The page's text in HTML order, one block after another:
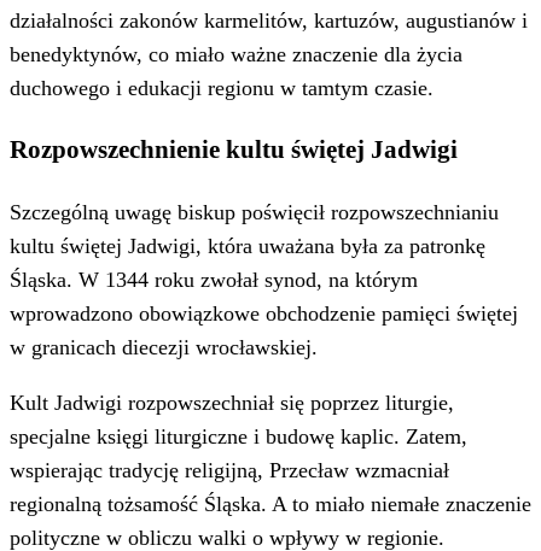
działalności zakonów karmelitów, kartuzów, augustianów i
benedyktynów, co miało ważne znaczenie dla życia
duchowego i edukacji regionu w tamtym czasie.
Rozpowszechnienie kultu świętej Jadwigi
Szczególną uwagę biskup poświęcił rozpowszechnianiu
kultu świętej Jadwigi, która uważana była za patronkę
Śląska. W 1344 roku zwołał synod, na którym
wprowadzono obowiązkowe obchodzenie pamięci świętej
w granicach diecezji wrocławskiej.
Kult Jadwigi rozpowszechniał się poprzez liturgie,
specjalne księgi liturgiczne i budowę kaplic. Zatem,
wspierając tradycję religijną, Przecław wzmacniał
regionalną tożsamość Śląska. A to miało niemałe znaczenie
polityczne w obliczu walki o wpływy w regionie.